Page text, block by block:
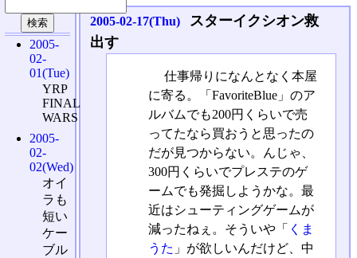
2005-02-17(Thu)
スターイクシオン救
出す
仕事帰りになんとなく本屋
に寄る。「FavoriteBlue」のア
ルバムでも200円くらいで売
ってたなら買おうと思ったの
だが見つからない。んじゃ、
300円くらいでプレステのゲ
ームでも発掘しようかな。最
近はシューティングゲームが
減ったねぇ。そういや「 くま
うた 」が欲しいんだけど、中
2005-
02-
01(Tue)
YRP
FINAL
WARS
2005-
02-
02(Wed)
オイ
ラも
短い
ケー
ブル